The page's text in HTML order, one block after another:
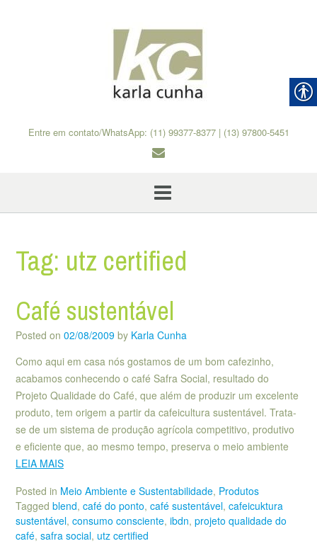
Entre em contato/WhatsApp: (11) 99377-8377 | (13) 97800-5451
Tag: utz certified
Café sustentável
Posted on 02/08/2009 by Karla Cunha
Como aqui em casa nós gostamos de um bom cafezinho,
acabamos conhecendo o café Safra Social, resultado do
Projeto Qualidade do Café, que além de produzir um excelente
produto, tem origem a partir da cafeicultura sustentável. Trata-
se de um sistema de produção agrícola competitivo, produtivo
e eficiente que, ao mesmo tempo, preserva o meio ambiente
LEIA MAIS
Posted in Meio Ambiente e Sustentabilidade, Produtos
Tagged blend, café do ponto, café sustentável, cafeicuktura
sustentável, consumo consciente, ibdn, projeto qualidade do
café, safra social, utz certified